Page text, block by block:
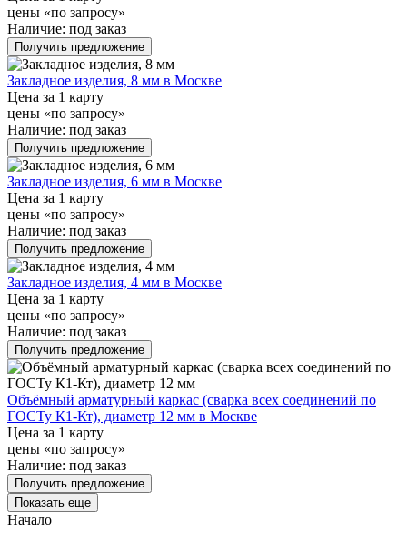
цены «по запросу»
Наличие: под заказ
Получить предложение
Закладное изделия, 8 мм в Москве
Цена за 1 карту
цены «по запросу»
Наличие: под заказ
Получить предложение
Закладное изделия, 6 мм в Москве
Цена за 1 карту
цены «по запросу»
Наличие: под заказ
Получить предложение
Закладное изделия, 4 мм в Москве
Цена за 1 карту
цены «по запросу»
Наличие: под заказ
Получить предложение
Объёмный арматурный каркас (сварка всех соединений по
ГОСТу К1-Кт), диаметр 12 мм в Москве
Цена за 1 карту
цены «по запросу»
Наличие: под заказ
Получить предложение
Показать еще
Начало